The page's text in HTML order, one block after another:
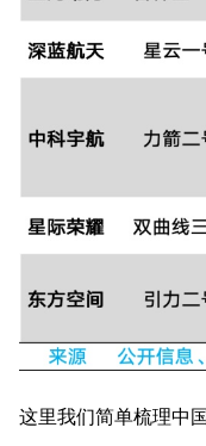
这里我们简单梳理中